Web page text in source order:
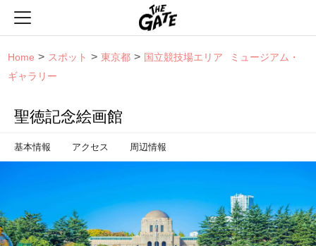
Home スポット 東京都 国立競技場エリア
ミュージアム・
ギャラリー
聖徳記念絵画館
基本情報 アクセス 周辺情報